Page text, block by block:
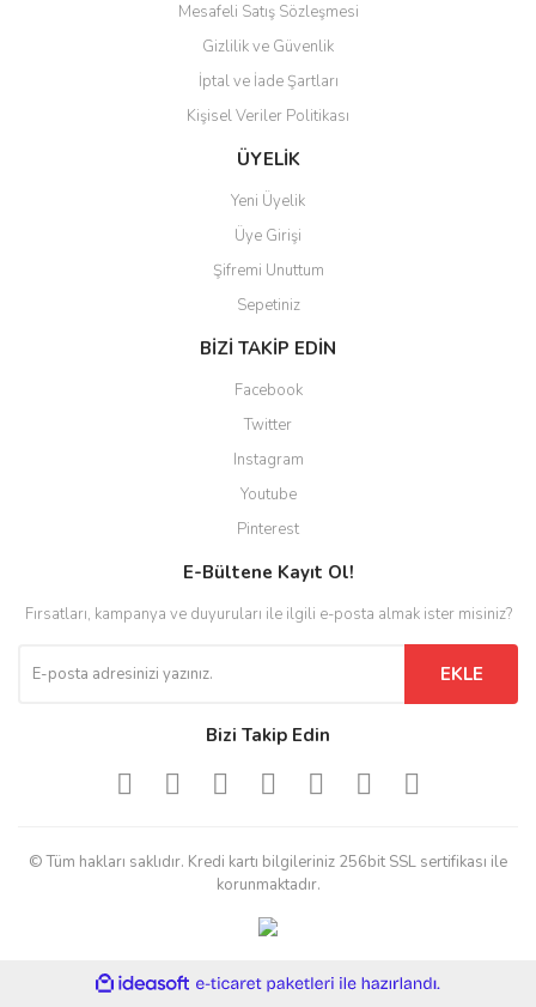
Gönder
Mesafeli Satış Sözleşmesi
Gizlilik ve Güvenlik
İptal ve İade Şartları
Kişisel Veriler Politikası
ÜYELİK
Yeni Üyelik
Üye Girişi
Şifremi Unuttum
Sepetiniz
BİZİ TAKİP EDİN
Facebook
Twitter
Instagram
Youtube
Pinterest
E-Bültene Kayıt Ol!
Fırsatları, kampanya ve duyuruları ile ilgili e-posta almak ister misiniz?
EKLE
Bizi Takip Edin
© Tüm hakları saklıdır. Kredi kartı bilgileriniz 256bit SSL sertifikası ile
korunmaktadır.
ideasoft
e-